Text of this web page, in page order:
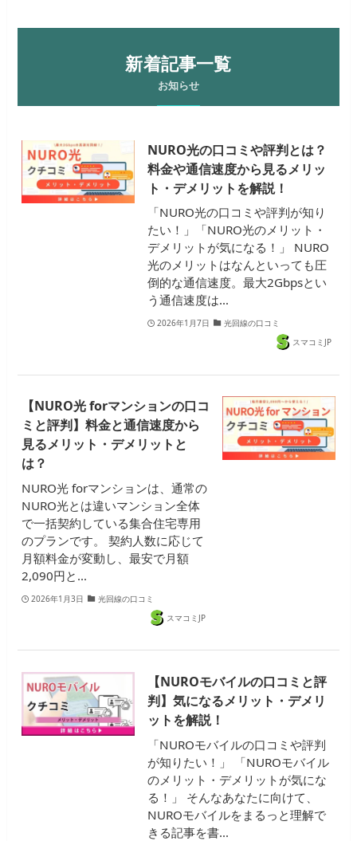
新着記事一覧
お知らせ
NURO光の口コミや評判とは？
料金や通信速度から見るメリッ
ト・デメリットを解説！
「NURO光の口コミや評判が知り
たい！」「NURO光のメリット・
デメリットが気になる！」 NURO
光のメリットはなんといっても圧
倒的な通信速度。最大2Gbpsとい
う通信速度は…
2026年1月7日
光回線の口コミ
スマコミJP
【NURO光 forマンションの口コ
ミと評判】料金と通信速度から
見るメリット・デメリットと
は？
NURO光 forマンションは、通常の
NURO光とは違いマンション全体
で一括契約している集合住宅専用
のプランです。 契約人数に応じて
月額料金が変動し、最安で月額
2,090円と…
2026年1月3日
光回線の口コミ
スマコミJP
【NUROモバイルの口コミと評
判】気になるメリット・デメリ
ットを解説！
「NUROモバイルの口コミや評判
が知りたい！」 「NUROモバイル
のメリット・デメリットが気にな
る！」 そんなあなたに向けて、
NUROモバイルをまるっと理解で
きる記事を書…